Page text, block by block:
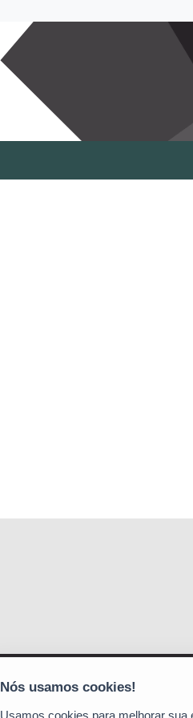
Usamos cookies para melhorar sua